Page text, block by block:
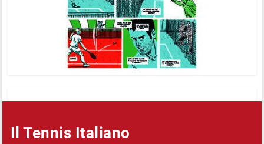
Il Tennis Italiano